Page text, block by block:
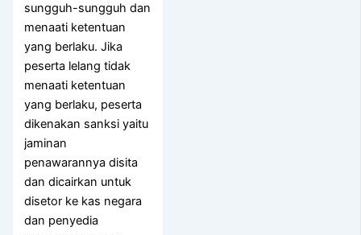
sungguh-sungguh dan
menaati ketentuan
yang berlaku. Jika
peserta lelang tidak
menaati ketentuan
yang berlaku, peserta
dikenakan sanksi yaitu
jaminan
penawarannya disita
dan dicairkan untuk
disetor ke kas negara
dan penyedia